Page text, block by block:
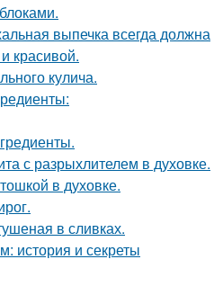
выпечка всегда должна
красивой.
кулича.
с разрыхлителем в духовке.
в духовке.
в сливках.
история и секреты